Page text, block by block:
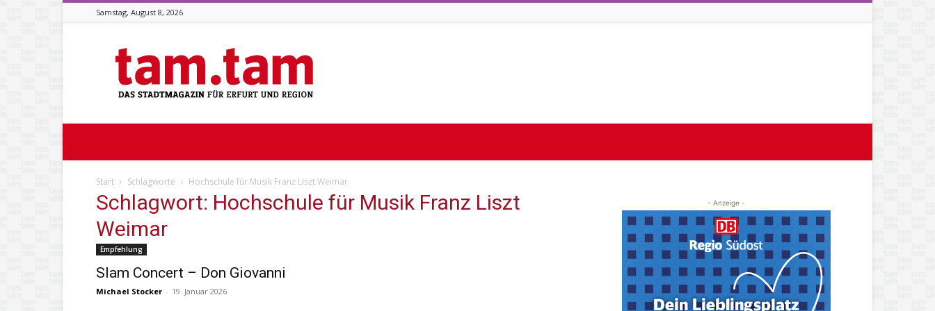
Samstag, August 8, 2026
Stadtmagazin
tam.tam
Start Schlagworte Hochschule für Musik Franz Liszt Weimar
Schlagwort: Hochschule für Musik Franz Liszt
Weimar
Empfehlung
Slam Concert – Don Giovanni
Michael Stocker - 19. Januar 2026
- Anzeige -